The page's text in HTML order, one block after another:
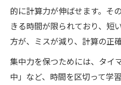
的に計算力が伸ばせます。そ
きる時間が限られており、短
方が、ミスが減り、計算の正
集中力を保つためには、タイ
中」など、時間を区切って学